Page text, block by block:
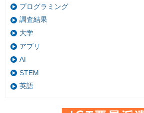
プログラミング
調査結果
大学
アプリ
AI
STEM
英語